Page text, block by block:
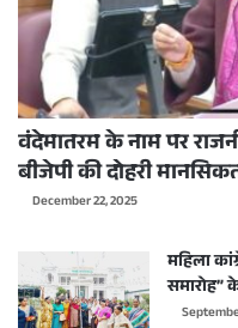
वंदेमातरम के नाम पर
बीजेपी की दोहरी
December 22, 2025
महिला
समारोह”